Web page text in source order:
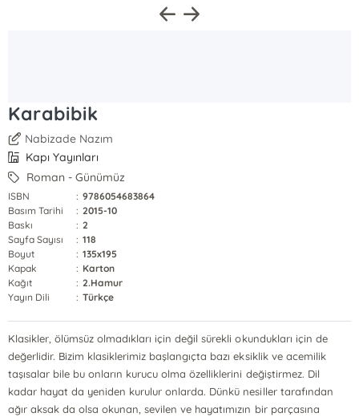
Karabibik
Nabizade Nazım
Kapı Yayınları
Roman - Günümüz
ISBN : 9786054683864
Basım Tarihi
: 2015-10
Baskı
: 2
Sayfa Sayısı
: 118
Boyut
: 135x195
Kapak
: Karton
Kağıt
: 2.Hamur
Yayın Dili
: Türkçe
Klasikler, ölümsüz olmadıkları için değil sürekli okundukları için de
değerlidir. Bizim klasiklerimiz başlangıçta bazı eksiklik ve acemilik
taşısalar bile bu onların kurucu olma özelliklerini değiştirmez. Dil
kadar hayat da yeniden kurulur onlarda. Dünkü nesiller tarafından
ağır aksak da olsa okunan, sevilen ve hayatımızın bir parçasına